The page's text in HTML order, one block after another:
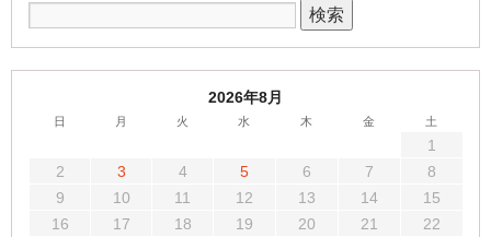
2026年8月
日 月 火 水 木 金 土
1
2
3 4 5 6 7
8
9
10 11 12 13 14
15
16
17 18 19 20 21
22